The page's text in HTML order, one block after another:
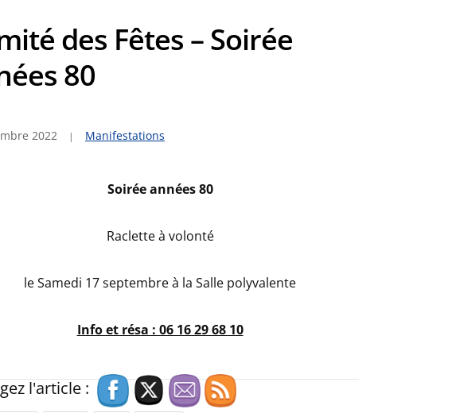
des Fêtes – Soirée
80
2022 Manifestations
Soirée années 80
Raclette à volonté
le Samedi 17 septembre à la Salle polyvalente
Info et résa : 06 16 29 68 10
l'article :